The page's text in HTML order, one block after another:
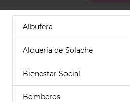
Albufera
Alquería de Solache
Bienestar Social
Bomberos